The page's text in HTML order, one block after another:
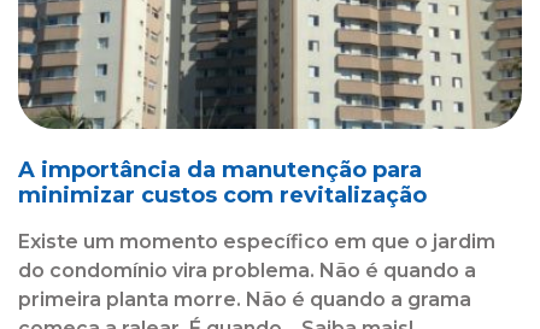
A importância da manutenção para
minimizar custos com revitalização
Existe um momento específico em que o jardim
do condomínio vira problema. Não é quando a
primeira planta morre. Não é quando a grama